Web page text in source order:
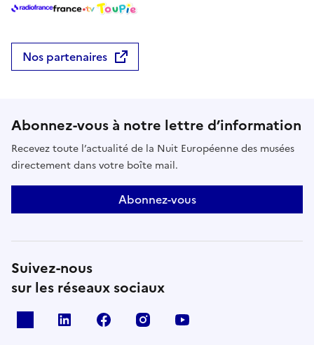
Nos partenaires
Abonnez-vous à notre lettre d’information
Recevez toute l’actualité de la Nuit Européenne des musées
directement dans votre boîte mail.
Abonnez-vous
Suivez-nous
sur les réseaux sociaux
Linkedin Facebook Instagram